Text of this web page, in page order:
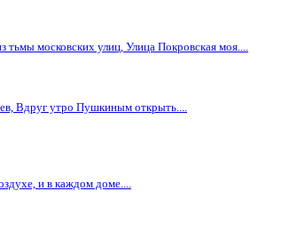
тьмы московских улиц, Улица Покровская моя....
Вдруг утро Пушкиным открыть....
и в каждом доме....